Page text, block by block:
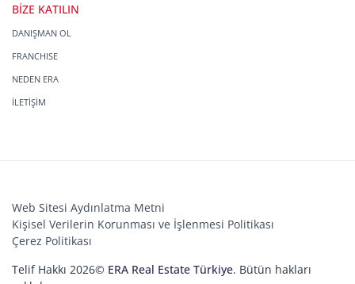
BİZE KATILIN
DANIŞMAN OL
FRANCHISE
NEDEN ERA
İLETİŞİM
Web Sitesi Aydınlatma Metni
Kişisel Verilerin Korunması ve İşlenmesi Politikası
Çerez Politikası
Telif Hakkı 2026© ERA Real Estate Türkiye. Bütün hakları